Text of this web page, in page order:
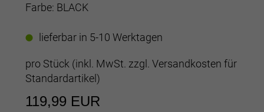
Farbe: BLACK
lieferbar in 5-10 Werktagen
pro Stück (inkl. MwSt. zzgl. Versandkosten für
Standardartikel)
119,99 EUR